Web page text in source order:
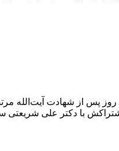
پس از شهادت آیت‌الله
با دکتر علی شریعتی سخن